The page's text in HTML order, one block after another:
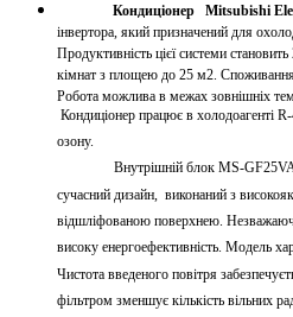
Кондиціонер Mitsubishi
інвертора, який призначений для
Продуктивність цієї системи
кімнат з площею до 25 м2. Споживання
Робота можлива в межах зовнішніх
Кондиціонер працює в холодоагенті
озону.
Внутрішній блок MS-GF25
сучасний дизайн, виконаний з
відшліфованою поверхнею.
високу енергоефективність. Модель
Чистота введеного повітря
фільтром зменшує кількість вільних